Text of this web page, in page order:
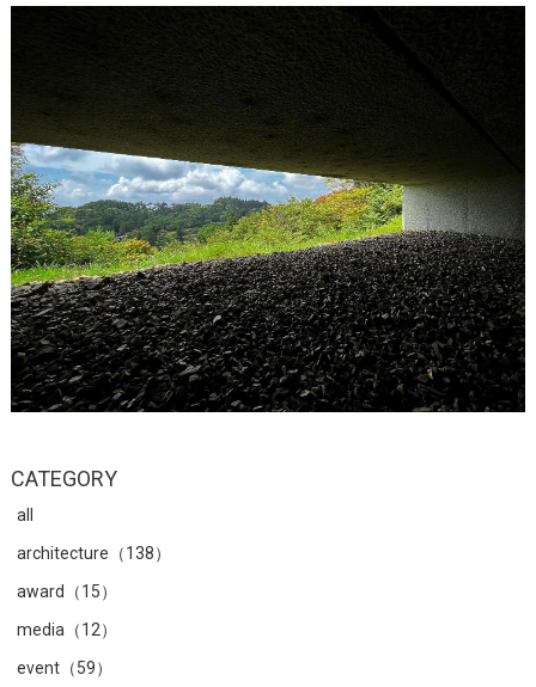
CATEGORY
all
architecture（138）
award（15）
media（12）
event（59）